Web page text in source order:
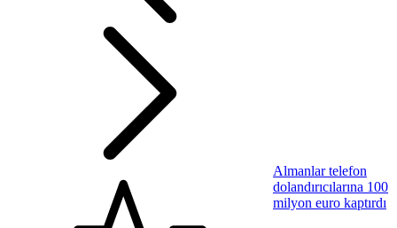
Almanlar telefon
dolandırıcılarına 100
milyon euro kaptırdı